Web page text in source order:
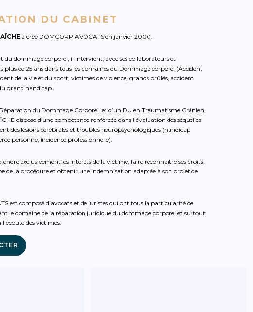
DU CABINET
a créé DOMCORP AVOCATS en janvier 2000.
du dommage corporel, il intervient, avec ses collaborateurs et
plus de 25 ans dans tous les domaines du Dommage corporel (Accident
de la vie et du sport, victimes de violence, grands brûlés, accident
grand handicap.
du Dommage Corporel et d’un DU en Traumatisme Crânien,
dispose d’une compétence renforcée dans l’évaluation des séquelles
des lésions cérébrales et troubles neuropsychologiques (handicap
personne, incidence professionnelle).
exclusivement les intérêts de la victime, faire reconnaître ses droits,
de la procédure et obtenir une indemnisation adaptée à son projet de
est composé d’avocats et de juristes qui ont tous la particularité de
le domaine de la réparation juridique du dommage corporel et surtout
des victimes.